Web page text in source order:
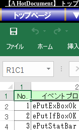
【A HotDocument】 トップ